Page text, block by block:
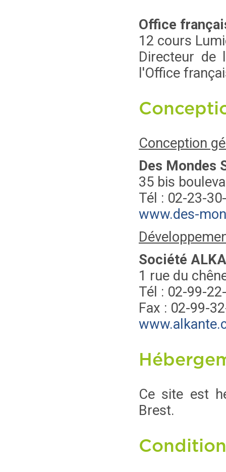
Office
12 cours
Directeur de
l'Office
Conception
Des Mondes
35 bis
Tél : 02-23-
www.des-
Société
1 rue du
Tél : 02-99-
Fax : 02-99-
Ce site est
Brest.